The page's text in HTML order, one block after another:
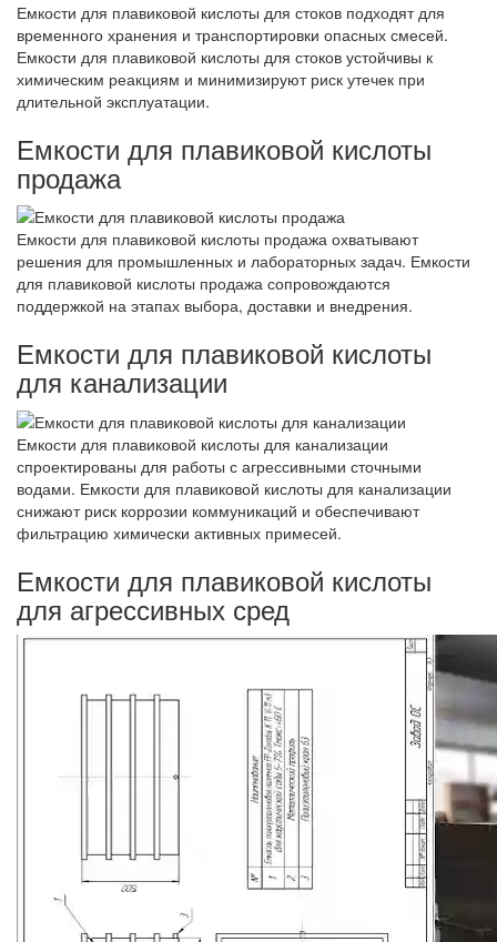
Емкости для плавиковой кислоты для стоков подходят для
временного хранения и транспортировки опасных смесей.
Емкости для плавиковой кислоты для стоков устойчивы к
химическим реакциям и минимизируют риск утечек при
длительной эксплуатации.
Емкости для плавиковой кислоты
продажа
Емкости для плавиковой кислоты продажа охватывают
решения для промышленных и лабораторных задач. Емкости
для плавиковой кислоты продажа сопровождаются
поддержкой на этапах выбора, доставки и внедрения.
Емкости для плавиковой кислоты
для канализации
Емкости для плавиковой кислоты для канализации
спроектированы для работы с агрессивными сточными
водами. Емкости для плавиковой кислоты для канализации
снижают риск коррозии коммуникаций и обеспечивают
фильтрацию химически активных примесей.
Емкости для плавиковой кислоты
для агрессивных сред